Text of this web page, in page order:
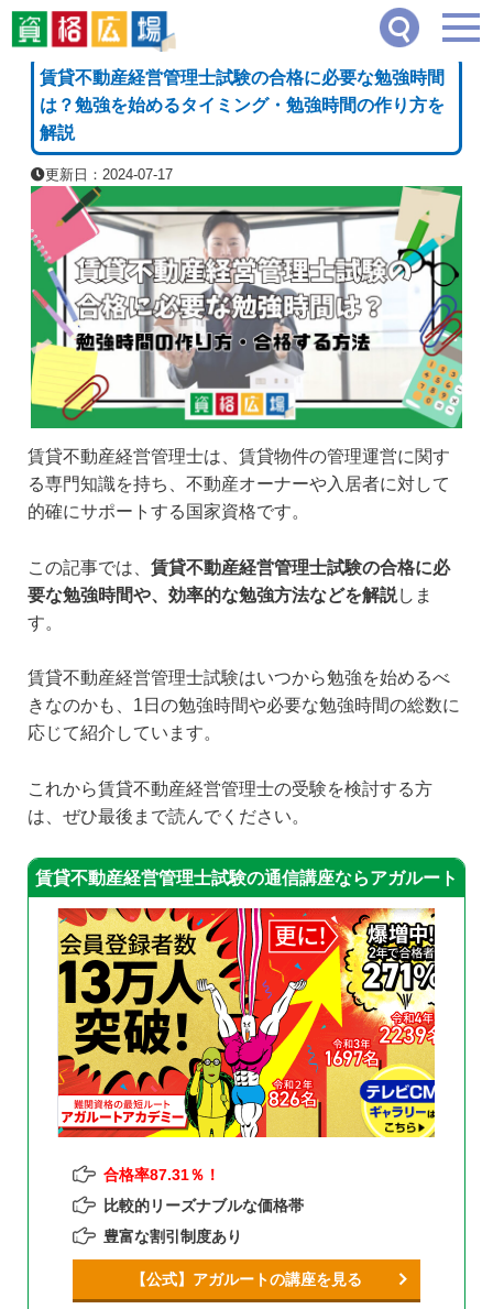
資格広場≫ 企業・経営・不動産系 賃貸不動産経営管理士試験の合格に必要な勉
[PR]
賃貸不動産経営管理士試験の合格に必要な勉強時間
は？勉強を始めるタイミング・勉強時間の作り方を
解説
更新日：2024-07-17
賃貸不動産経営管理士は、賃貸物件の管理運営に関す
る専門知識を持ち、不動産オーナーや入居者に対して
的確にサポートする国家資格です。
この記事では、 賃貸不動産経営管理士試験の合格に必
要な勉強時間や、効率的な勉強方法などを解説しま
す。
賃貸不動産経営管理士試験はいつから勉強を始めるべ
きなのかも、1日の勉強時間や必要な勉強時間の総数に
応じて紹介しています。
これから賃貸不動産経営管理士の受験を検討する方
は、ぜひ最後まで読んでください。
賃貸不動産経営管理士試験の通信講座ならアガルート
合格率87.31％！
比較的リーズナブルな価格帯
豊富な割引制度あり
【公式】アガルートの講座を見る